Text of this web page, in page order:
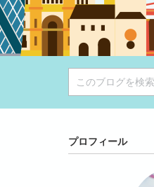
プロフィール